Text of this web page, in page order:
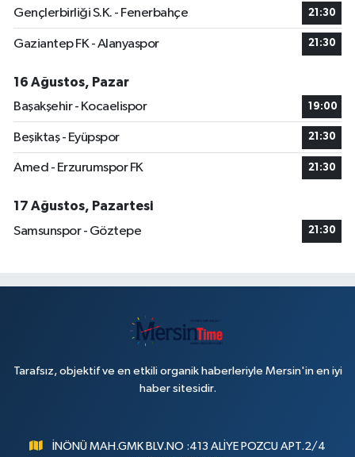
Gençlerbirliği S.K. - Fenerbahçe 21:30
Gaziantep FK - Alanyaspor 21:30
16 Ağustos, Pazar
Başakşehir - Kocaelispor
19:00
Beşiktaş - Eyüpspor 21:30
Amed - Erzurumspor FK 21:30
17 Ağustos, Pazartesi
Samsunspor - Göztepe
21:30
Tarafsız, objektif ve en etkili organik haberleriyle Mersin'in en iyi
haber sitesidir.
İNÖNÜ MAH.GMK BLV.NO :413 ALİYE POZCU APT.2/4